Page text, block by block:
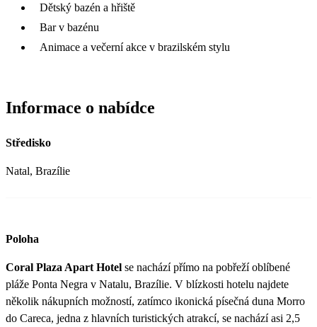
Dětský bazén a hřiště
Bar v bazénu
Animace a večerní akce v brazilském stylu
Informace o nabídce
Středisko
Natal, Brazílie
Poloha
Coral Plaza Apart Hotel se nachází přímo na pobřeží oblíbené
pláže Ponta Negra v Natalu, Brazílie. V blízkosti hotelu najdete
několik nákupních možností, zatímco ikonická písečná duna Morro
do Careca, jedna z hlavních turistických atrakcí, se nachází asi 2,5